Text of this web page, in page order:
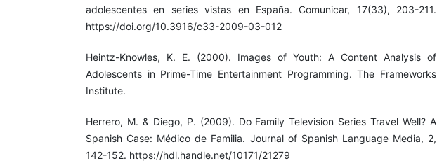
adolescentes en series vistas en España. Comunicar, 17(33), 203-211.
https://doi.org/10.3916/c33-2009-03-012
Heintz-Knowles, K. E. (2000). Images of Youth: A Content Analysis of
Adolescents in Prime-Time Entertainment Programming. The Frameworks
Institute.
Herrero, M. & Diego, P. (2009). Do Family Television Series Travel Well? A
Spanish Case: Médico de Familia. Journal of Spanish Language Media, 2,
142-152. https://hdl.handle.net/10171/21279